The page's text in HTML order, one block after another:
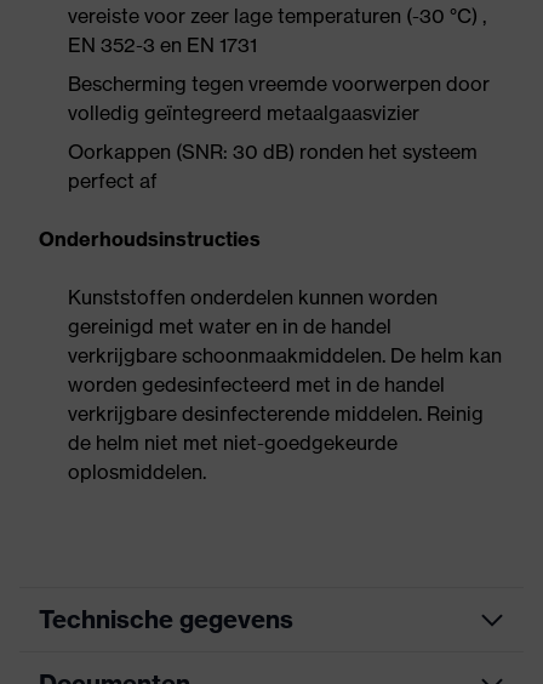
vereiste voor zeer lage temperaturen (-30 °C) ,
EN 352-3 en EN 1731
Bescherming tegen vreemde voorwerpen door
volledig geïntegreerd metaalgaasvizier
Oorkappen (SNR: 30 dB) ronden het systeem
perfect af
Onderhoudsinstructies
Kunststoffen onderdelen kunnen worden
gereinigd met water en in de handel
verkrijgbare schoonmaakmiddelen. De helm kan
worden gedesinfecteerd met in de handel
verkrijgbare desinfecterende middelen. Reinig
de helm niet met niet-goedgekeurde
oplosmiddelen.
Technische gegevens
Zoek kleur (filter)